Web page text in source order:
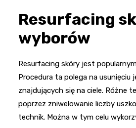
Resurfacing
wyborów
Resurfacing skóry jest
Procedura ta polega na usunięciu
znajdujących się na ciele. Różne
poprzez zniwelowanie liczby
technik. Można w tym celu